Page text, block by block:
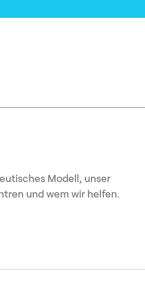
Modell, unser
und wem wir helfen.